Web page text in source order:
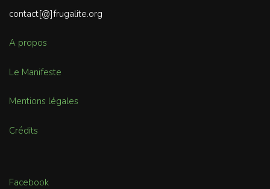
contact[@]frugalite.org
A propos
Le Manifeste
Mentions légales
Crédits
Facebook